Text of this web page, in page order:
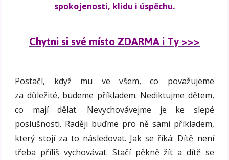
spokojenosti, klidu i úspěchu.
Chytni si své místo ZDARMA i Ty >>>
Postačí, když mu ve všem, co považujeme
za důležité, budeme příkladem. Nediktujme dětem,
co mají dělat. Nevychovávejme je ke slepé
poslušnosti. Raději buďme pro ně sami příkladem,
který stojí za to následovat. Jak se říká: Dítě není
třeba příliš vychovávat. Stačí pěkně žít a dítě se